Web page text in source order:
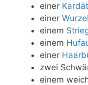
einer
einer
einem
einem
einer
zwei
einem